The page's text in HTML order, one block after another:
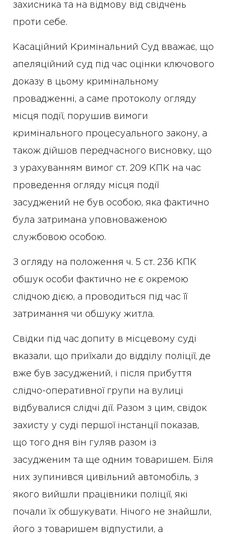
захисника та на відмову від свідчень
проти себе.
Касаційний Кримінальний Суд вважає, що
апеляційний суд під час оцінки ключового
доказу в цьому кримінальному
провадженні, а саме протоколу огляду
місця події, порушив вимоги
кримінального процесуального закону, а
також дійшов передчасного висновку, що
з урахуванням вимог ст. 209 КПК на час
проведення огляду місця події
засуджений не був особою, яка фактично
була затримана уповноваженою
службовою особою.
З огляду на положення ч. 5 ст. 236 КПК
обшук особи фактично не є окремою
слідчою дією, а проводиться під час її
затримання чи обшуку житла.
Свідки під час допиту в місцевому суді
вказали, що приїхали до відділу поліції, де
вже був засуджений, і після прибуття
слідчо-оперативної групи на вулиці
відбувалися слідчі дії. Разом з цим, свідок
захисту у суді першої інстанції показав,
що того дня він гуляв разом із
засудженим та ще одним товаришем. Біля
них зупинився цивільний автомобіль, з
якого вийшли працівники поліції, які
почали їх обшукувати. Нічого не знайшли,
його з товаришем відпустили, а